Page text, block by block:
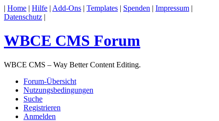
| Home | Hilfe | Add-Ons | Templates | Spenden | Impressum |
Datenschutz |
WBCE CMS Forum
WBCE CMS – Way Better Content Editing.
Forum-Übersicht
Nutzungsbedingungen
Suche
Registrieren
Anmelden